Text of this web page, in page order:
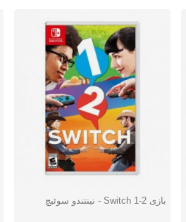
دوست داشتن بازی 2-1 Switch - نینتندو سوئیچ